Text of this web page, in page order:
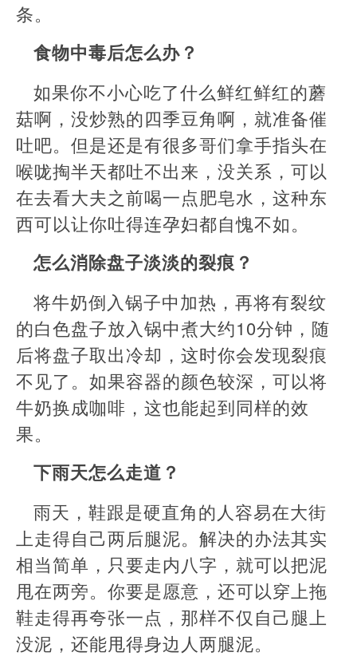
条。
食物中毒后怎么办？
如果你不小心吃了什么鲜红鲜红的蘑
菇啊，没炒熟的四季豆角啊，就准备催
吐吧。但是还是有很多哥们拿手指头在
喉咙掏半天都吐不出来，没关系，可以
在去看大夫之前喝一点肥皂水，这种东
西可以让你吐得连孕妇都自愧不如。
怎么消除盘子淡淡的裂痕？
将牛奶倒入锅子中加热，再将有裂纹
的白色盘子放入锅中煮大约10分钟，随
后将盘子取出冷却，这时你会发现裂痕
不见了。如果容器的颜色较深，可以将
牛奶换成咖啡，这也能起到同样的效
果。
下雨天怎么走道？
雨天，鞋跟是硬直角的人容易在大街
上走得自己两后腿泥。解决的办法其实
相当简单，只要走内八字，就可以把泥
甩在两旁。你要是愿意，还可以穿上拖
鞋走得再夸张一点，那样不仅自己腿上
没泥，还能甩得身边人两腿泥。